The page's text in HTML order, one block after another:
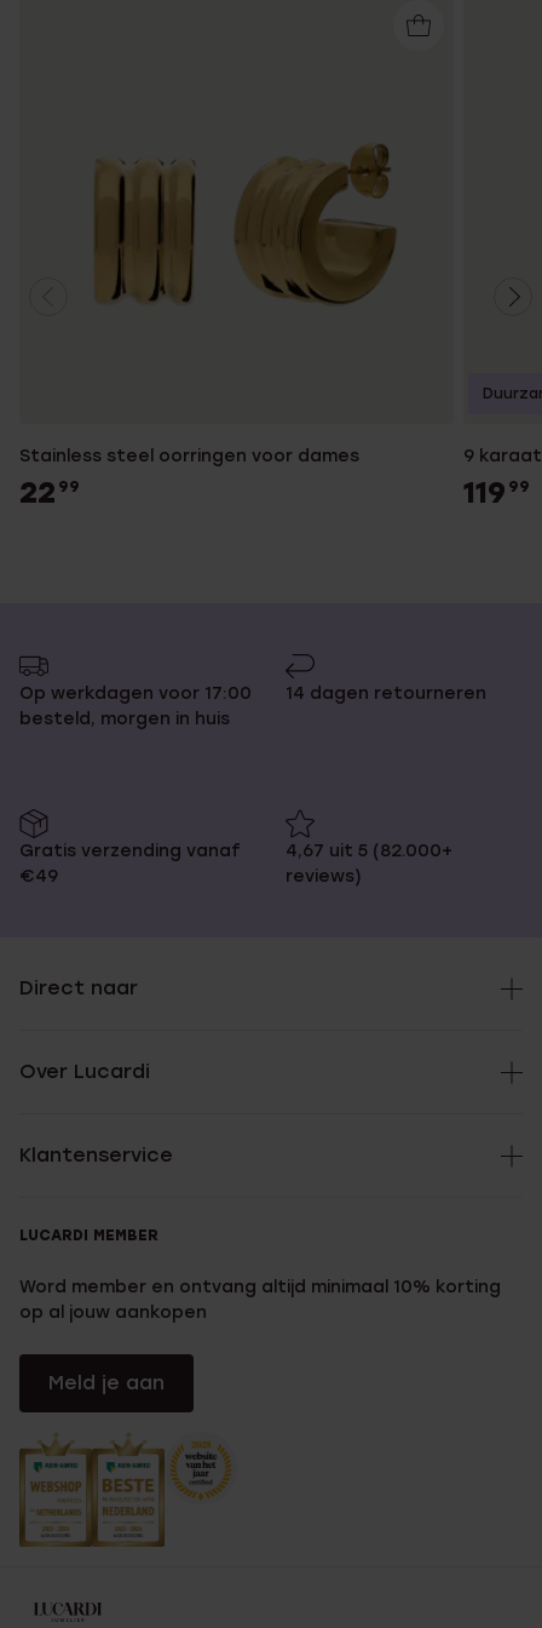
Stainless steel oorringen voor dames
22 99
9
119 99
Op werkdagen voor 17:00
besteld, morgen in huis
14 dagen retourneren
Gratis verzending vanaf
€49
4,67 uit 5 (82.000+
reviews)
Direct naar
Over Lucardi
Klantenservice
LUCARDI MEMBER
Word member en ontvang altijd minimaal 10% korting
op al jouw aankopen
Meld je aan